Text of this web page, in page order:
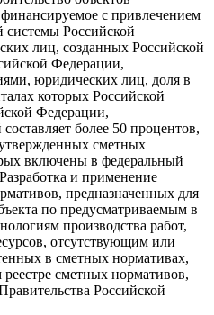
финансируемое с привлечением
системы Российской
лиц, созданных Российской
Федерации,
юридических лиц, доля в
которых Российской
Федерации,
более 50 процентов,
сметных
включены в федеральный
и применение
предназначенных для
по предусматриваемым в
производства работ,
отсутствующим или
в сметных нормативах,
сметных нормативов,
Российской